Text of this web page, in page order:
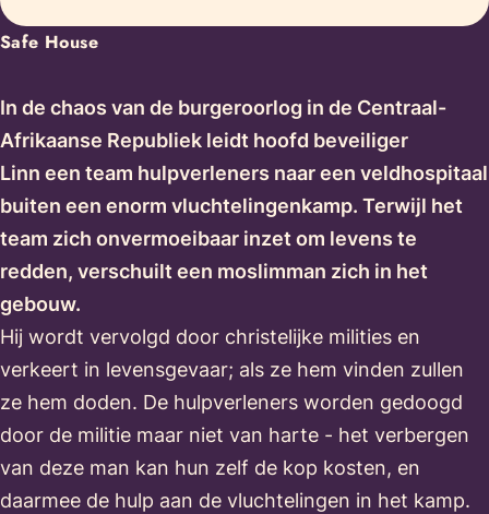
Safe House
In de chaos van de burgeroorlog in de Centraal-
Afrikaanse Republiek leidt hoofd beveiliger
Linn een team hulpverleners naar een veldhospitaal
buiten een enorm vluchtelingenkamp. Terwijl het
team zich onvermoeibaar inzet om levens te
redden, verschuilt een moslimman zich in het
gebouw.
Hij wordt vervolgd door christelijke milities en
verkeert in levensgevaar; als ze hem vinden zullen
ze hem doden. De hulpverleners worden gedoogd
door de militie maar niet van harte - het verbergen
van deze man kan hun zelf de kop kosten, en
daarmee de hulp aan de vluchtelingen in het kamp.